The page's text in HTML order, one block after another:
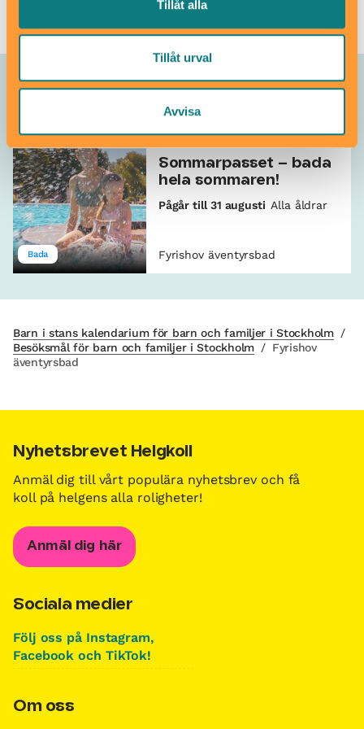
Tillåt alla
Tillåt urval
Avvisa
Allt som händer – Fyrishov
äventyrsbad
Bada
Sommarpasset – bada
hela sommaren!
Pågår till 31 augusti Alla åldrar
Fyrishov äventyrsbad
Barn i stans kalendarium för barn och familjer i Stockholm /
Besöksmål för barn och familjer i Stockholm / Fyrishov
äventyrsbad
Nyhetsbrevet Helgkoll
Anmäl dig till vårt populära nyhetsbrev och få
koll på helgens alla roligheter!
Anmäl dig här
Sociala medier
Följ oss på Instagram,
Facebook och TikTok!
Om oss